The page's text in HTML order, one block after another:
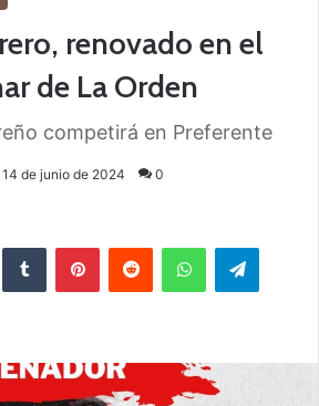
renovado en el
de La Orden
competirá en Preferente
14 de junio de 2024 0